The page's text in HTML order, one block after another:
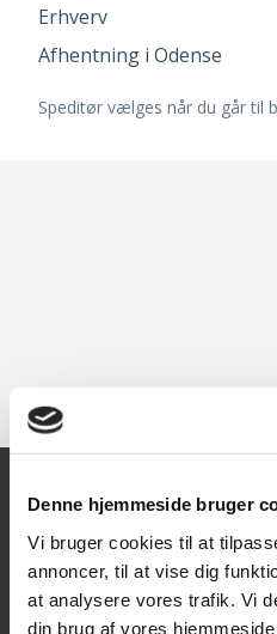
Denne hjemmeside bruger
Vi bruger cookies til at
annoncer, til at vise dig
at analysere vores trafik. Vi
din brug af vores
Erhverv
Afhentning i Odense
Speditør vælges når du går til
Kontakt
Texas A/S
Knullen 22